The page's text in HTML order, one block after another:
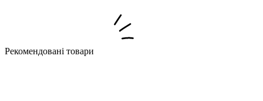
Рекомендовані товари